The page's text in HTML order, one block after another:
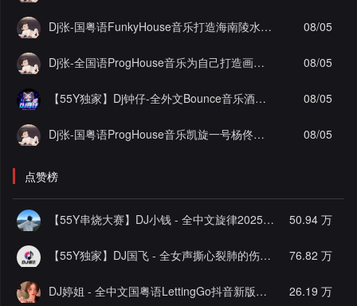
Dj张-国粤语FunkyHouse音乐打造海南陵水AAA工程李总私人定制抖音热播坏小子实录串烧Vol.3 08/05
Dj张-全国语ProgHouse音乐为自己打造画心顶级作品实录串烧 08/05
【55Y独家】Dj钟仔-全外文Bounce音乐酒吧大厅潮牌时尚爆点超嗨棒斯炸街串烧 08/05
Dj张-国粤语ProgHouse音乐凯旋一号杨佟瑄杨小姐私人定制圆实录串烧Vol.12 08/05
点赞榜
【55Y串烧大赛】DJ小钱 - 全中文旋律2025抖音热播精选串烧 50.94 万
【55Y独家】DJ国飞 - 全女声撕心裂肺的伤感情歌精选集-HiFi高清立体声车载连版大碟 76.82 万
DJ婷姐 - 全中文国粤语LettingGo抖音新版慢摇串烧 [推荐]
26.19 万